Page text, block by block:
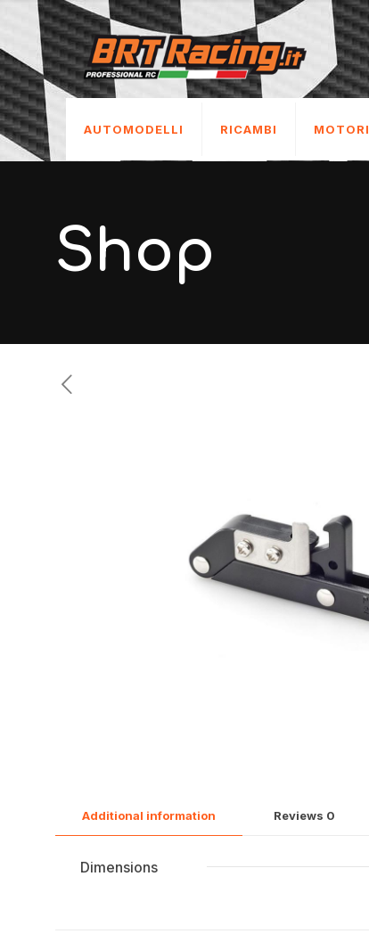
AUTOMODELLI RICAMBI MOTORI
Shop
Additional information Reviews 0
Dimensions